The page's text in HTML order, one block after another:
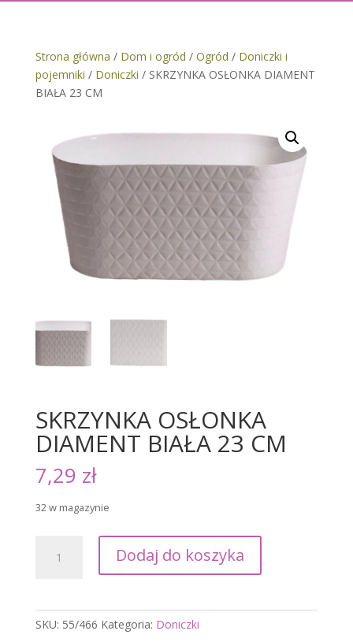
Strona główna / Dom i ogród / Ogród / Doniczki i
pojemniki / Doniczki / SKRZYNKA OSŁONKA DIAMENT
BIAŁA 23 CM
SKRZYNKA OSŁONKA
DIAMENT BIAŁA 23 CM
7,29 zł
32 w magazynie
SKRZYNKA
Dodaj do koszyka
SKU: 55/466 Kategoria: Doniczki